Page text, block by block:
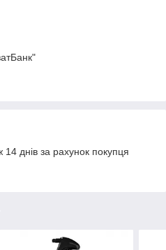
днів за рахунок покупця